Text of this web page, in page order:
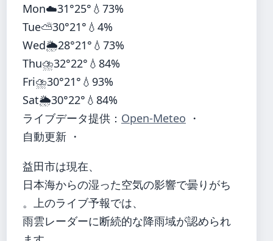
Mon☁️31°25° 💧73%
Tue⛅30°21° 💧4%
Wed🌦️28°21° 💧73%
Thu⛈️32°22° 💧84%
Fri⛈️30°21° 💧93%
Sat🌦️30°22° 💧84%
ライブデータ提供： Open-Meteo ・
自動更新 ・
益田市は現在、
日本海からの湿った空気の影響で曇りがち
。上のライブ予報では、
雨雲レーダーに断続的な降雨域が認められ